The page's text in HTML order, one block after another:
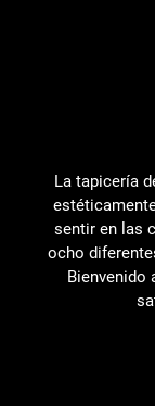
La tapicería
sentir en las
ocho
Bienvenido